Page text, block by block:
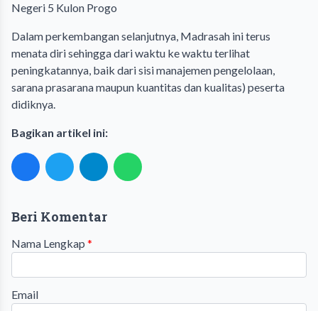
Negeri 5 Kulon Progo
Dalam perkembangan selanjutnya, Madrasah ini terus
menata diri sehingga dari waktu ke waktu terlihat
peningkatannya, baik dari sisi manajemen pengelolaan,
sarana prasarana maupun kuantitas dan kualitas) peserta
didiknya.
Bagikan artikel ini:
Beri Komentar
Nama Lengkap *
Email